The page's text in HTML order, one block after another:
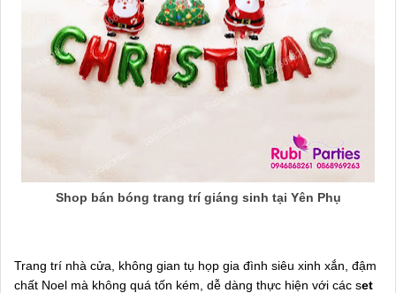
Shop bán bóng trang trí giáng sinh tại Yên Phụ
Trang trí nhà cửa, không gian tụ họp gia đình siêu xinh xắn, đậm
chất Noel mà không quá tốn kém, dễ dàng thực hiện với các set